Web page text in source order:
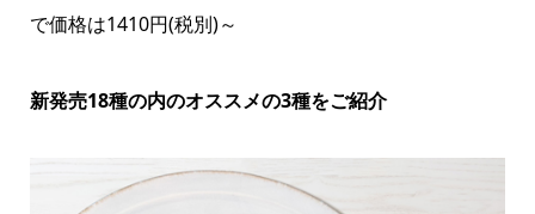
で価格は1410円(税別)～
新発売18種の内のオススメの3種をご紹介